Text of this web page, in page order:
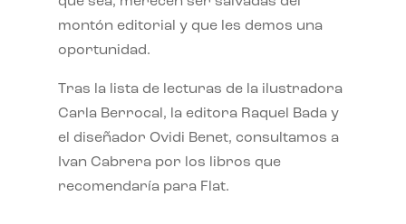
montón editorial y que les demos una
oportunidad.
Tras la lista de lecturas de la ilustradora
Carla Berrocal, la editora Raquel Bada y
el diseñador Ovidi Benet, consultamos a
Ivan Cabrera por los libros que
recomendaría para Flat.